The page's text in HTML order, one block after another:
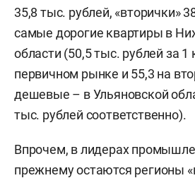
35,8 тыс. рублей, «вторички»
самые дорогие квартиры в
области (50,5 тыс. рублей за 1
первичном рынке и 55,3 на
дешевые – в Ульяновской
тыс. рублей соответственно).
Впрочем, в лидерах
прежнему остаются регионы